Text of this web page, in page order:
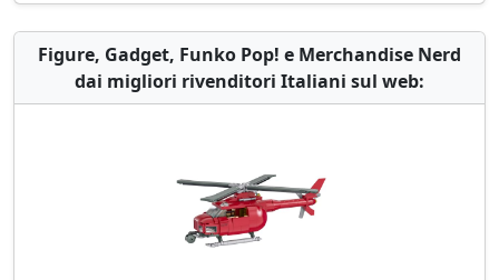
Figure, Gadget, Funko Pop! e Merchandise Nerd
dai migliori rivenditori Italiani sul web: